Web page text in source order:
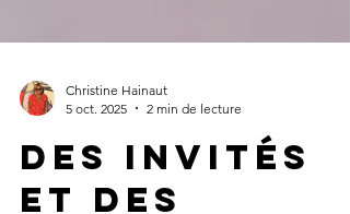
5 oct. 2025
2 min de lecture